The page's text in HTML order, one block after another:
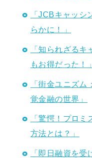
「JCBキャッシ
らかに！」
「知られざる
もお得だった！」
「街金ユニズ
覚金融の世界」
「驚愕！プロ
方法とは？」
「即日融資を